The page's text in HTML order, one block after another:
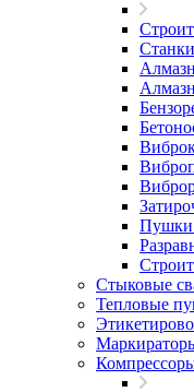
Станки
Пушки
Стыковые
Тепловые